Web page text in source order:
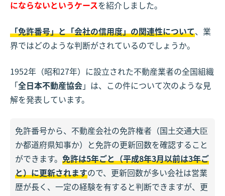
にならないというケースを紹介しました。
「免許番号」と「会社の信用度」の関連性について、業
界ではどのような判断がされているのでしょうか。
1952年（昭和27年）に設立された不動産業者の全国組織
「全日本不動産協会」は、この件について次のような見
解を発表しています。
免許番号から、不動産会社の免許権者（国土交通大臣
か都道府県知事か）と免許の更新回数を確認すること
ができます。 免許は5年ごと（平成8年3月以前は3年ご
と）に更新されますので、更新回数が多い会社は営業
歴が長く、一定の経験を有すると判断できますが、更